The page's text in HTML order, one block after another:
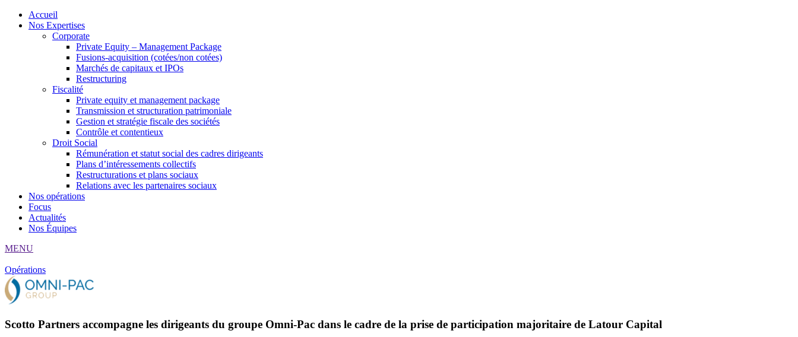
Accueil
Nos Expertises
Corporate
Private Equity – Management Package
Fusions-acquisition (cotées/non cotées)
Marchés de capitaux et IPOs
Restructuring
Fiscalité
Private equity et management package
Transmission et structuration patrimoniale
Gestion et stratégie fiscale des sociétés
Contrôle et contentieux
Droit Social
Rémunération et statut social des cadres dirigeants
Plans d’intéressements collectifs
Restructurations et plans sociaux
Relations avec les partenaires sociaux
Nos opérations
Focus
Actualités
Nos Équipes
MENU
Opérations
Scotto Partners accompagne les dirigeants du groupe Omni-Pac dans le cadre de la prise de participation majoritaire de Latour Capital